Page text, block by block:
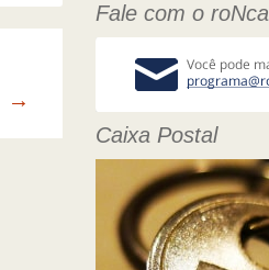
→
Fale com o roNca
Caixa Postal